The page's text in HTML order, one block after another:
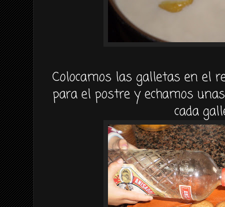
Colocamos las galletas en el
para el postre y echamos
cada